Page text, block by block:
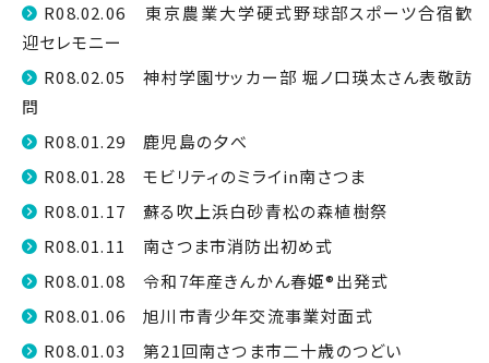
R08.02.06 東京農業大学硬式野球部スポーツ合宿歓
迎セレモニー
R08.02.05 神村学園サッカー部 堀ノ口瑛太さん表敬訪
問
R08.01.29 鹿児島の夕べ
R08.01.28 モビリティのミライin南さつま
R08.01.17 蘇る吹上浜白砂青松の森植樹祭
R08.01.11 南さつま市消防出初め式
R08.01.08 令和7年産きんかん春姫®出発式
R08.01.06 旭川市青少年交流事業対面式
R08.01.03 第21回南さつま市二十歳のつどい